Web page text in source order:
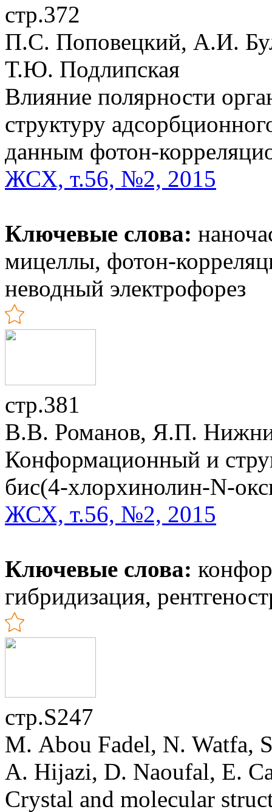
стр.372
П.С. Поповецкий, А.И.
Т.Ю. Подлипская
Влияние полярности
структуру
данным фотон-
ЖСХ, т.56, №2, 2015
Ключевые слова:
мицеллы, фотон-
неводный электрофорез
стр.381
В.В. Романов, Я.П.
Конформационный и
бис(4-хлорхинолин-N-
ЖСХ, т.56, №2, 2015
Ключевые слова:
гибридизация,
стр.S247
M. Abou Fadel, N. Watfa,
A. Hijazi, D. Naoufal, E.
Crystal and molecular